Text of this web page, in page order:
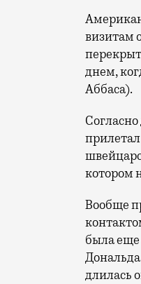
визитам
днем,
Аббаса).
котором
Вообще
была
длилась